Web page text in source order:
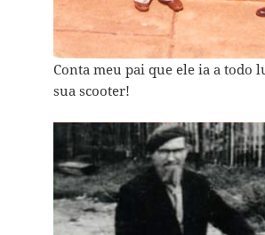
Conta meu pai que ele ia a todo
sua scooter!